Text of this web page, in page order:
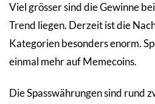
Viel grösser sind die Gewinne
Trend liegen. Derzeit ist die
Kategorien besonders enorm.
einmal mehr auf Memecoins.
Die Spasswährungen sind rund